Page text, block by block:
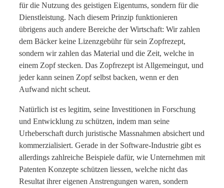
für die Nutzung des geistigen Eigentums, sondern für die
Dienstleistung. Nach diesem Prinzip funktionieren
übrigens auch andere Bereiche der Wirtschaft: Wir zahlen
dem Bäcker keine Lizenzgebühr für sein Zopfrezept,
sondern wir zahlen das Material und die Zeit, welche in
einem Zopf stecken. Das Zopfrezept ist Allgemeingut, und
jeder kann seinen Zopf selbst backen, wenn er den
Aufwand nicht scheut.
Natürlich ist es legitim, seine Investitionen in Forschung
und Entwicklung zu schützen, indem man seine
Urheberschaft durch juristische Massnahmen absichert und
kommerzialisiert. Gerade in der Software-Industrie gibt es
allerdings zahlreiche Beispiele dafür, wie Unternehmen mit
Patenten Konzepte schützen liessen, welche nicht das
Resultat ihrer eigenen Anstrengungen waren, sondern